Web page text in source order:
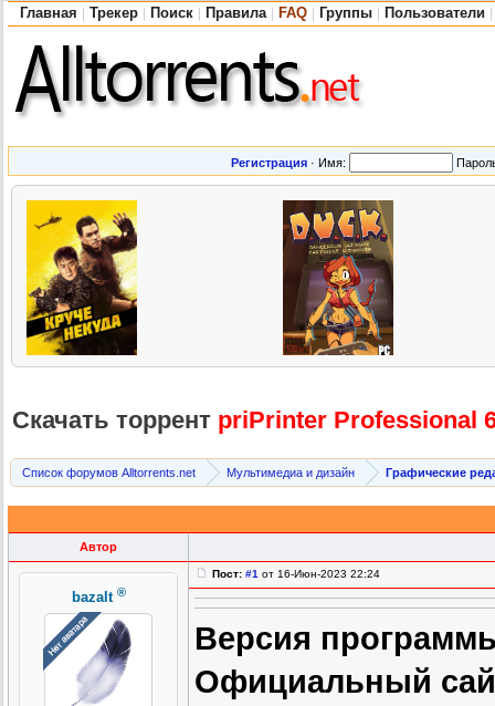
Главная Трекер Поиск Правила FAQ Группы Пользователи
Регистрация · Имя:
Скачать торрент priPrinter Professional
Список форумов Alltorrents.net Мультимедиа и дизайн Графические
Автор
bazalt ®
Пост: #1 от 16-Июн-2023 22:24
Версия
Официальный